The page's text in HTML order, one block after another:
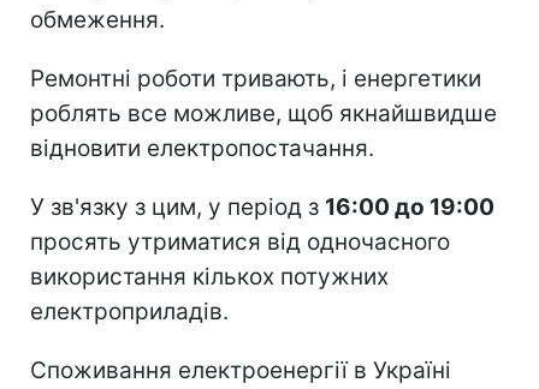
обмеження.
Ремонтні роботи тривають, і енергетики
роблять все можливе, щоб якнайшвидше
відновити електропостачання.
У зв'язку з цим, у період з 16:00 до 19:00
просять утриматися від одночасного
використання кількох потужних
електроприладів.
Споживання електроенергії в Україні